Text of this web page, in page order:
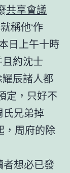
共享會議
稱他‘作
日上午十時
約沈士
辰諸人都
定，只好不
氏兄弟掉
，周府的除
想必已發